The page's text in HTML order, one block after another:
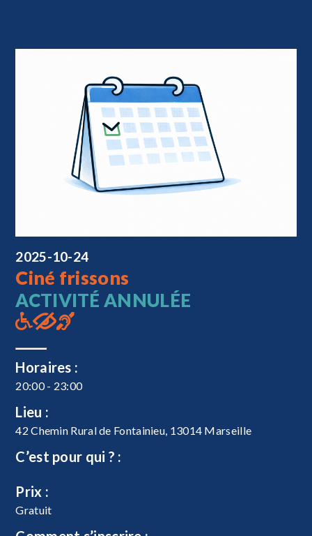
2025-10-24
Ciné frissons
ACTIVITÉ ANNULÉE
Horaires :
20:00 - 23:00
Lieu :
42 Chemin Rural de Fontainieu, 13014 Marseille
C’est pour qui ? :
Prix :
Gratuit